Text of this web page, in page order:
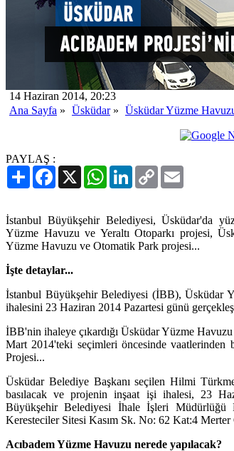
14 Haziran 2014, 20:23
Ana Sayfa » Üsküdar» Üsküdar Yüzme
PAYLAŞ :
PaylaşFacebook
X WhatsAppLinkedIn
Copy
Link
İstanbul Büyükşehir Belediyesi, Üsküdar'da
Yüzme Havuzu ve Yeraltı Otoparkı projesi,
Yüzme Havuzu ve Otomatik Park projesi...
İşte detaylar...
İstanbul Büyükşehir Belediyesi (İBB), Üsküdar
ihalesini 23 Haziran 2014 Pazartesi günü
İBB'nin ihaleye çıkardığı Üsküdar Yüzme
Mart 2014'teki seçimleri öncesinde
Projesi...
Üsküdar Belediye Başkanı seçilen Hilmi
basılacak ve projenin inşaat işi ihalesi, 23
Büyükşehir Belediyesi İhale İşleri
Keresteciler Sitesi Kasım Sk. No: 62 Kat:4
Acıbadem Yüzme Havuzu nerede yapılacak?